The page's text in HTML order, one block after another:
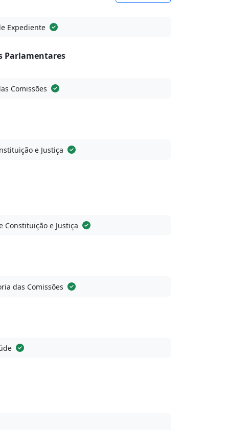
Expediente
Parlamentares
Comissões
e Justiça
Constituição e Justiça
das Comissões